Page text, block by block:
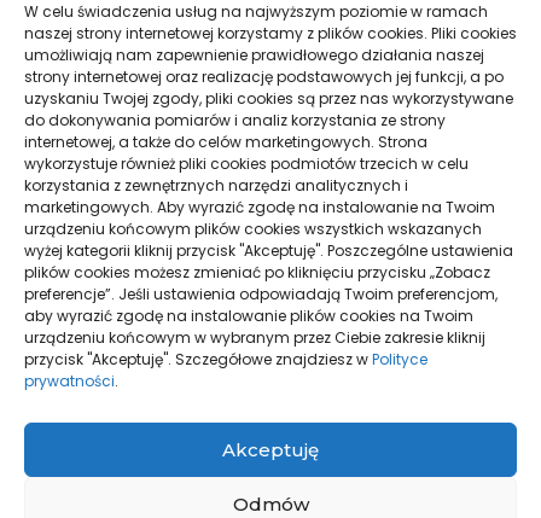
W celu świadczenia usług na najwyższym poziomie w ramach
naszej strony internetowej korzystamy z plików cookies. Pliki cookies
umożliwiają nam zapewnienie prawidłowego działania naszej
strony internetowej oraz realizację podstawowych jej funkcji, a po
uzyskaniu Twojej zgody, pliki cookies są przez nas wykorzystywane
do dokonywania pomiarów i analiz korzystania ze strony
internetowej, a także do celów marketingowych. Strona
wykorzystuje również pliki cookies podmiotów trzecich w celu
korzystania z zewnętrznych narzędzi analitycznych i
marketingowych. Aby wyrazić zgodę na instalowanie na Twoim
urządzeniu końcowym plików cookies wszystkich wskazanych
wyżej kategorii kliknij przycisk "Akceptuję". Poszczególne ustawienia
plików cookies możesz zmieniać po kliknięciu przycisku „Zobacz
preferencje”. Jeśli ustawienia odpowiadają Twoim preferencjom,
aby wyrazić zgodę na instalowanie plików cookies na Twoim
urządzeniu końcowym w wybranym przez Ciebie zakresie kliknij
przycisk "Akceptuję". Szczegółowe znajdziesz wPolityce
prywatności.
Akceptuję
Odmów
Jak obliczyć ograniczenie
prowizji Booking.com
Sklep przed Google Ads i Meta
Ads: wymagania
Brandbook a księga znaku:
różnice i zastosowanie
Barania Góra: który szlak na
pierwsze wejście